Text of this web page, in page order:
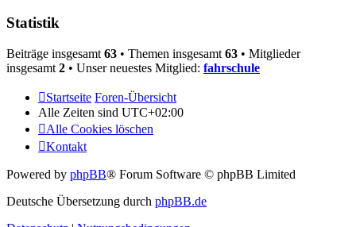
Statistik
Beiträge insgesamt 63 • Themen insgesamt 63 • Mitglieder
insgesamt 2 • Unser neuestes Mitglied: fahrschule
Startseite Foren-Übersicht
Alle Zeiten sind UTC+02:00
Alle Cookies löschen
Kontakt
Powered by phpBB® Forum Software © phpBB Limited
Deutsche Übersetzung durch phpBB.de